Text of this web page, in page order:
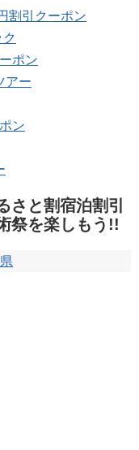
割引クーポン
ポン
アー
ン
さと割宿泊割引
祭を楽しもう!!